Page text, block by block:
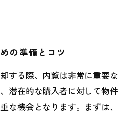
の準備とコツ
する際、内覧は非常に重要な
潜在的な購入者に対して物件
な機会となります。まずは、